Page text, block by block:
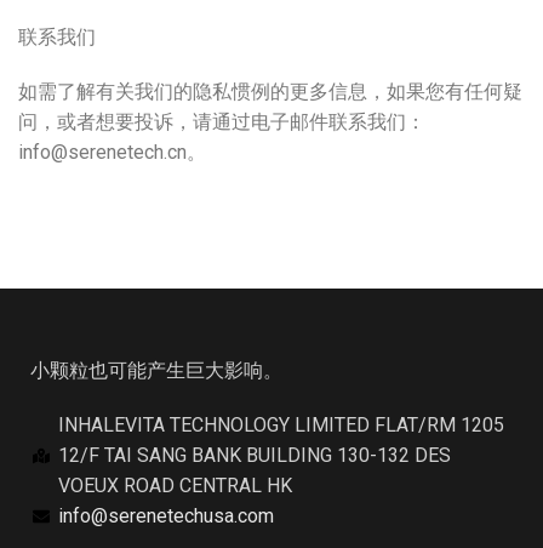
联系我们
如需了解有关我们的隐私惯例的更多信息，如果您有任何疑
问，或者想要投诉，请通过电子邮件联系我们：
info@serenetech.cn。
小颗粒也可能产生巨大影响。
INHALEVITA TECHNOLOGY LIMITED FLAT/RM 1205
12/F TAI SANG BANK BUILDING 130-132 DES
VOEUX ROAD CENTRAL HK
info@serenetechusa.com